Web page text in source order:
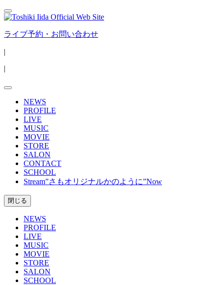
コ
ン
ン
ツ
ッ
ライブ予約・お問い合わせ
|
|
NEWS
PROFILE
LIVE
MUSIC
MOVIE
STORE
SALON
CONTACT
SCHOOL
Stream”さもオリジナルかのように”Now
閉じる
NEWS
PROFILE
LIVE
MUSIC
MOVIE
STORE
SALON
SCHOOL